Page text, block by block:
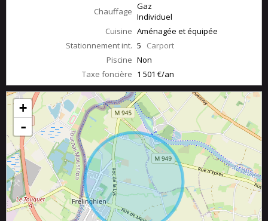
Chauffage Gaz
Individuel
Cuisine Aménagée et équipée
Stationnement int. 5 Carport
Piscine Non
Taxe foncière 1 501 €/an
+
-